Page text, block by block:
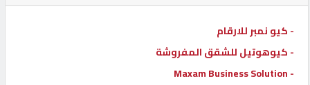
القطري
POWERED
- كيو نمبر للارقام
- كيوهوتيل للشقق المفروشة
- Maxam Business Solution